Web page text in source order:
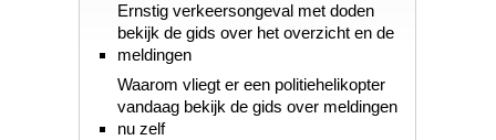
Ernstig verkeersongeval met doden
bekijk de gids over het overzicht en de
meldingen
Waarom vliegt er een politiehelikopter
vandaag bekijk de gids over meldingen
nu zelf